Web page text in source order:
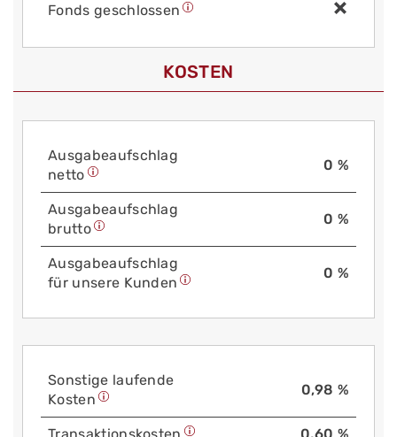
Fonds geschlossen
KOSTEN
Aus­gabe­auf­schlag
netto
0 %
Aus­gabe­auf­schlag
brutto
0 %
Aus­gabe­auf­schlag
für unsere Kunden
0 %
Sonstige laufende
Kosten
0,98 %
Trans­aktions­kosten 0,60 %